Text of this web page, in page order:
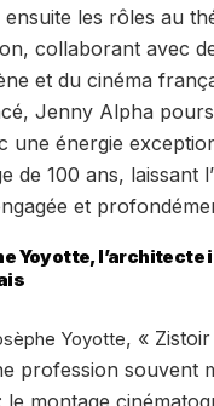
ensuite les rôles au
collaborant avec
et du cinéma
Jenny Alpha
une énergie
de 100 ans, laissant
et
Yoyotte, l’architecte
Yoyotte, «
profession souvent